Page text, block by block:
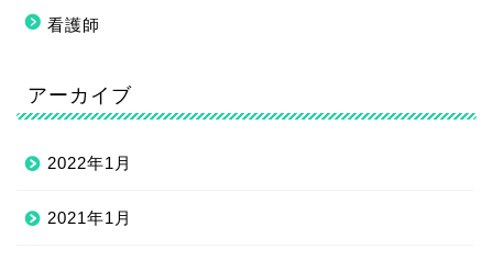
看護師
アーカイブ
2022年1月
2021年1月